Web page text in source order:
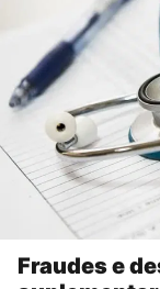
Fraudes e